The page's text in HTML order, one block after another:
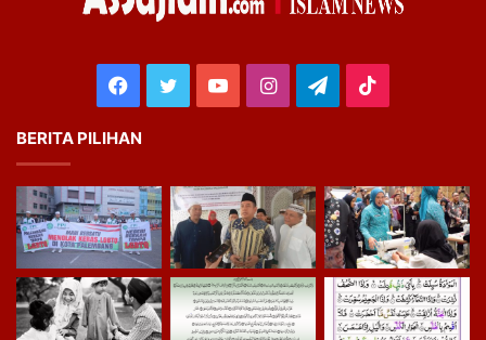
Facebook
TwitterYouTubeInstagram
Telegram
BERITA PILIHAN